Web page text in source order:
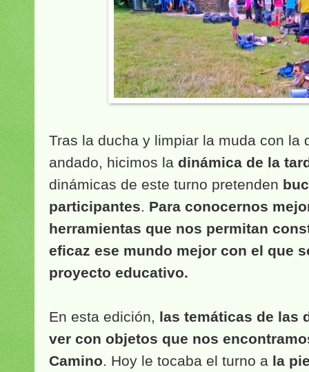
Tras la ducha y limpiar la muda con la
andado, hicimos la dinámica de la
dinámicas de este turno pretenden
participantes. Para conocernos
herramientas que nos permitan
eficaz ese mundo mejor con el que
proyecto educativo.
En esta edición, las temáticas de las
ver con objetos que nos
Camino. Hoy le tocaba el turno a la